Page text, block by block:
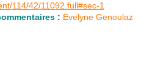
114/42/11092.full#sec-1
: Evelyne Genoulaz